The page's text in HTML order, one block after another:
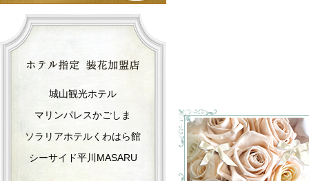
城山観光ホテル
マリンパレスかごしま
ソラリアホテルくわはら館
シーサイド平川MASARU